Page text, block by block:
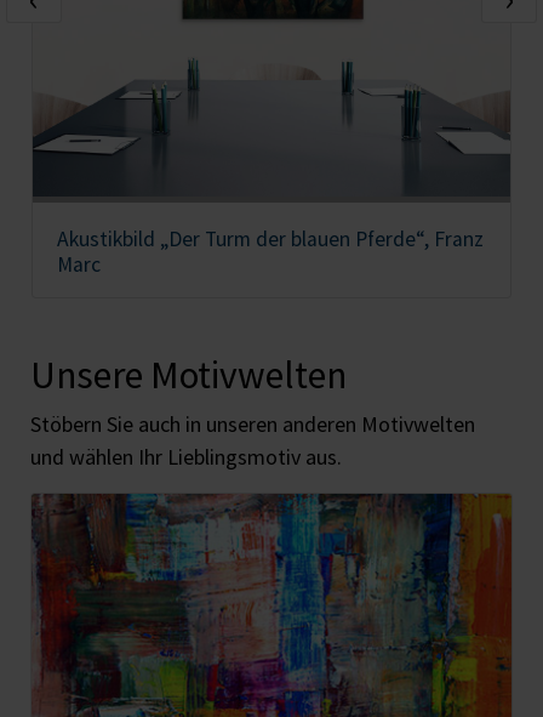
Akustikbild „Der Turm der blauen Pferde“, Franz
Marc
Unsere Motivwelten
Stöbern Sie auch in unseren anderen Motivwelten
und wählen Ihr Lieblingsmotiv aus.